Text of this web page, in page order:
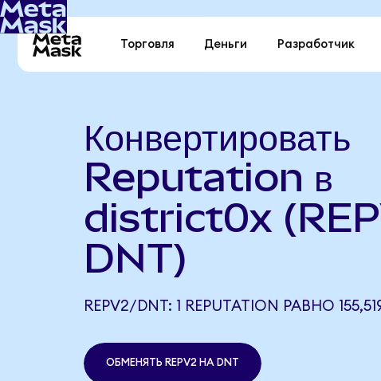
Торговля Деньги Разработчик
Конвертировать
Reputation в
district0x
DNT)
REPV2/DNT: 1 REPUTATION РАВНО
ОБМЕНЯТЬ REPV2 НА DNT